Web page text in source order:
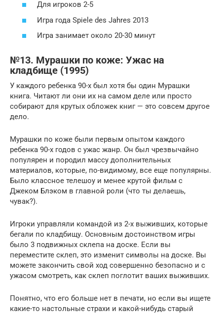
Для игроков 2-5
Игра года Spiele des Jahres 2013
Игра занимает около 20-30 минут
№13. Мурашки по коже: Ужас на
кладбище (1995)
У каждого ребенка 90-х был хотя бы один Мурашки
книга. Читают ли они их на самом деле или просто
собирают для крутых обложек книг — это совсем другое
дело.
Мурашки по коже были первым опытом каждого
ребенка 90-х годов с ужас жанр. Он был чрезвычайно
популярен и породил массу дополнительных
материалов, которые, по-видимому, все еще популярны.
Было классное телешоу и менее крутой фильм с
Джеком Блэком в главной роли (что ты делаешь,
чувак?).
Игроки управляли командой из 2-х выживших, которые
бегали по кладбищу. Основным достоинством игры
было 3 подвижных склепа на доске. Если вы
переместите склеп, это изменит символы на доске. Вы
можете закончить свой ход совершенно безопасно и с
ужасом смотреть, как склеп поглотит ваших выживших.
Понятно, что его больше нет в печати, но если вы ищете
какие-то настольные страхи и какой-нибудь старый